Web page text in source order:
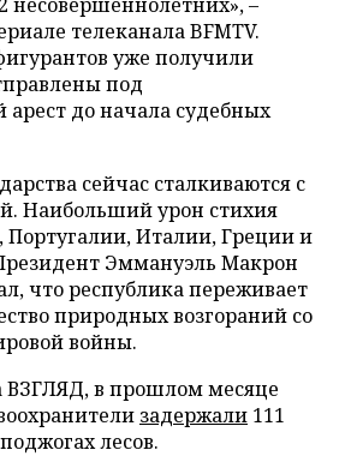
телеканала BFMTV.
уже получили
под
до начала судебных
сейчас сталкиваются с
Наибольший урон стихия
Португалии, Италии, Греции и
Эммануэль Макрон
что республика переживает
природных возгораний со
войны.
ВЗГЛЯД, в прошлом месяце
задержали 111
лесов.